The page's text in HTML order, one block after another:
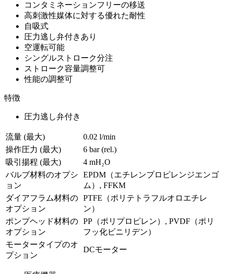
コンタミネーションフリーの移送
高刺激性媒体に対する優れた耐性
自吸式
圧力逃し弁付きあり
空運転可能
シングルストローク分注
ストローク容量調整可
性能の調整可
特徴
圧力逃し弁付き
流量 (最大)
0.02 l/min
操作圧力 (最大)
6 bar (rel.)
吸引揚程 (最大)
4 mH₂O
バルブ材料のオプシ
ョン
EPDM（エチレンプロピレンジエンゴ
ム）, FFKM
ダイアフラム材料の
オプション
PTFE（ポリテトラフルオロエチレ
ン）
ポンプヘッド材料の
オプション
PP（ポリプロピレン）, PVDF（ポリ
フッ化ビニリデン）
モータータイプのオ
プション
DCモーター